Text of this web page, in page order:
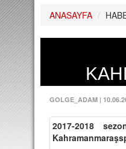
ANASAYFA /
GOLGE_ADAM |
2017-2018